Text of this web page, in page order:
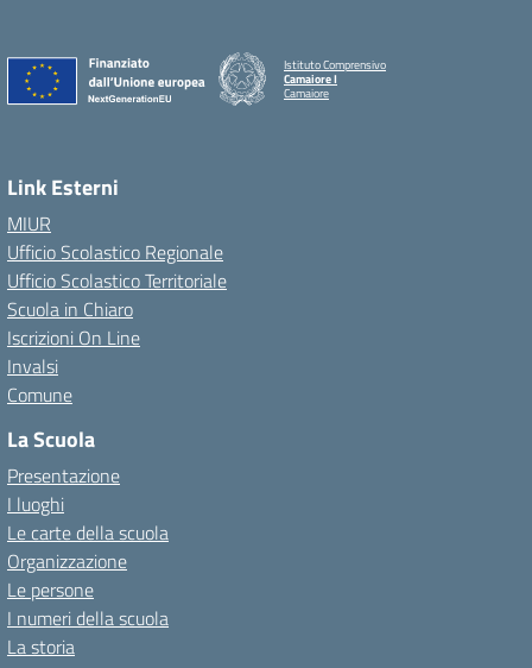
Istituto Comprensivo
Camaiore I
Camaiore
Link Esterni
MIUR
Ufficio Scolastico Regionale
Ufficio Scolastico Territoriale
Scuola in Chiaro
Iscrizioni On Line
Invalsi
Comune
La Scuola
Presentazione
I luoghi
Le carte della scuola
Organizzazione
Le persone
I numeri della scuola
La storia